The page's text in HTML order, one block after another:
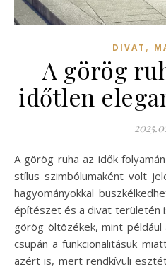
DIVAT ,
A görög
időtlen
A görög ruha az idők folyamán mindig is az elegancia és a
stílus szimbólumaként volt
hagyományokkal
építészet és a divat területén
görög öltözékek, mint
csupán a funkcionalitásuk
azért is, mert rendkívüli